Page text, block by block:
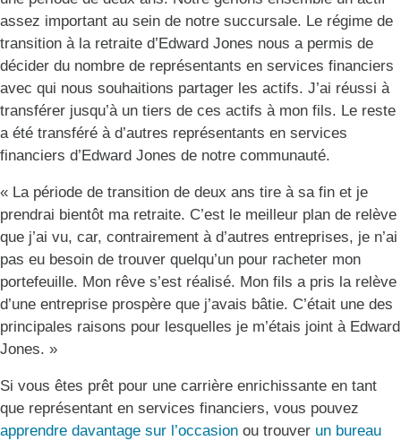
assez important au sein de notre succursale. Le régime de
transition à la retraite d’Edward Jones nous a permis de
décider du nombre de représentants en services financiers
avec qui nous souhaitions partager les actifs. J’ai réussi à
transférer jusqu’à un tiers de ces actifs à mon fils. Le reste
a été transféré à d’autres représentants en services
financiers d’Edward Jones de notre communauté.
« La période de transition de deux ans tire à sa fin et je
prendrai bientôt ma retraite. C’est le meilleur plan de relève
que j’ai vu, car, contrairement à d’autres entreprises, je n’ai
pas eu besoin de trouver quelqu’un pour racheter mon
portefeuille. Mon rêve s’est réalisé. Mon fils a pris la relève
d’une entreprise prospère que j’avais bâtie. C’était une des
principales raisons pour lesquelles je m’étais joint à Edward
Jones. »
Si vous êtes prêt pour une carrière enrichissante en tant
que représentant en services financiers, vous pouvez
apprendre davantage sur l’occasion ou trouver un bureau